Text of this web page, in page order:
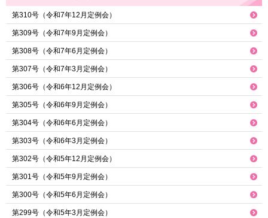
第310号（令和7年12月定例会）
第309号（令和7年9月定例会）
第308号（令和7年6月定例会）
第307号（令和7年3月定例会）
第306号（令和6年12月定例会）
第305号（令和6年9月定例会）
第304号（令和6年6月定例会）
第303号（令和6年3月定例会）
第302号（令和5年12月定例会）
第301号（令和5年9月定例会）
第300号（令和5年6月定例会）
第299号（令和5年3月定例会）